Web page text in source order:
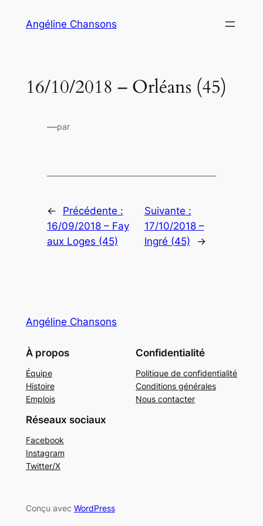
Angéline Chansons
16/10/2018 – Orléans (45)
—par
←
Précédente :
16/09/2018 – Fay
aux Loges (45)
Suivante :
17/10/2018 –
Ingré (45)
→
Angéline Chansons
À propos
Équipe
Histoire
Emplois
Confidentialité
Politique de confidentialité
Conditions générales
Nous contacter
Réseaux sociaux
Facebook
Instagram
Twitter/X
Conçu avec WordPress